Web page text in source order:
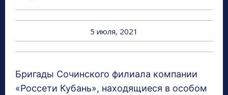
5 июля, 2021
Бригады Сочинского филиала компании
«Россети Кубань», находящиеся в особом